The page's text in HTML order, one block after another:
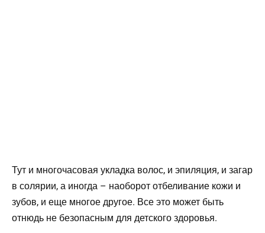
Тут и многочасовая укладка волос, и эпиляция, и загар
в солярии, а иногда – наоборот отбеливание кожи и
зубов, и еще многое другое. Все это может быть
отнюдь не безопасным для детского здоровья.